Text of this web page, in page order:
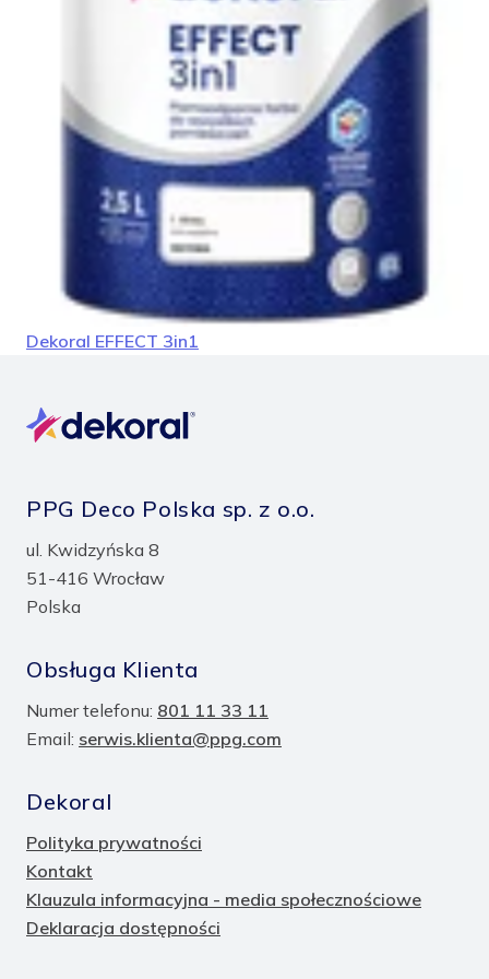
pinterestyoutube
Dekoral EFFECT 3in1
PPG Deco Polska sp. z o.o.
ul. Kwidzyńska 8
51-416 Wrocław
Polska
Obsługa Klienta
Numer telefonu: 801 11 33 11
Email: serwis.klienta@ppg.com
Dekoral
Polityka prywatności
Kontakt
Klauzula informacyjna - media społecznościowe
Deklaracja dostępności